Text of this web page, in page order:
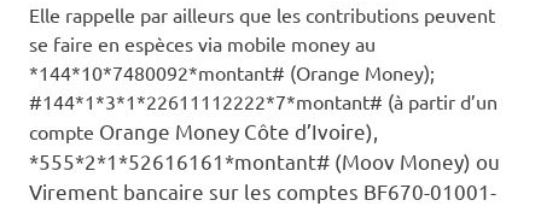
Elle rappelle par ailleurs que les contributions peuvent
se faire en espèces via mobile money au
*144*10*7480092*montant# (Orange Money);
#144*1*3*1*22611112222*7*montant# (à partir d’un
compte Orange Money Côte d’Ivoire),
*555*2*1*52616161*montant# (Moov Money) ou
Virement bancaire sur les comptes BF670-01001-